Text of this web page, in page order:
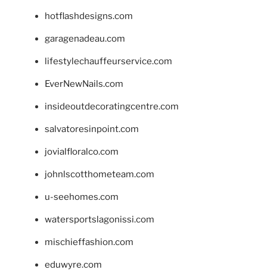
hotflashdesigns.com
garagenadeau.com
lifestylechauffeurservice.com
EverNewNails.com
insideoutdecoratingcentre.com
salvatoresinpoint.com
jovialfloralco.com
johnlscotthometeam.com
u-seehomes.com
watersportslagonissi.com
mischieffashion.com
eduwyre.com